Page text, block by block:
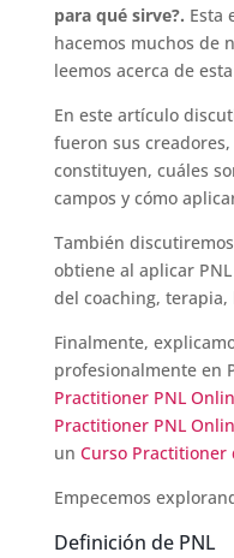
para qué sirve?. Esta
hacemos muchos de
leemos acerca de
En este artículo
fueron sus
constituyen, cuáles
campos y cómo
También
obtiene al aplicar
del coaching, terapia,
Finalmente,
profesionalmente en
Practitioner PNL
Practitioner PNL
un Curso Practitioner
Empecemos
Definición de PNL